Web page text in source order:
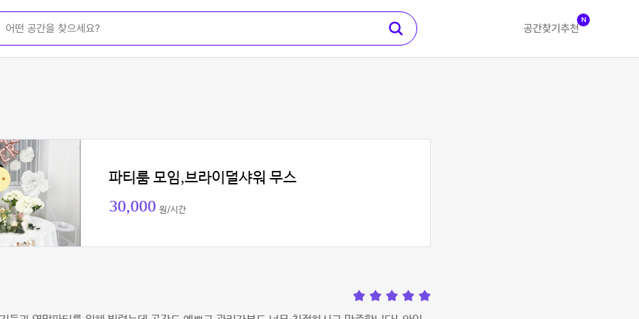
공간찾기 추천
N
파티룸 모임,브라이덜샤워 무스
30,000 원/시간